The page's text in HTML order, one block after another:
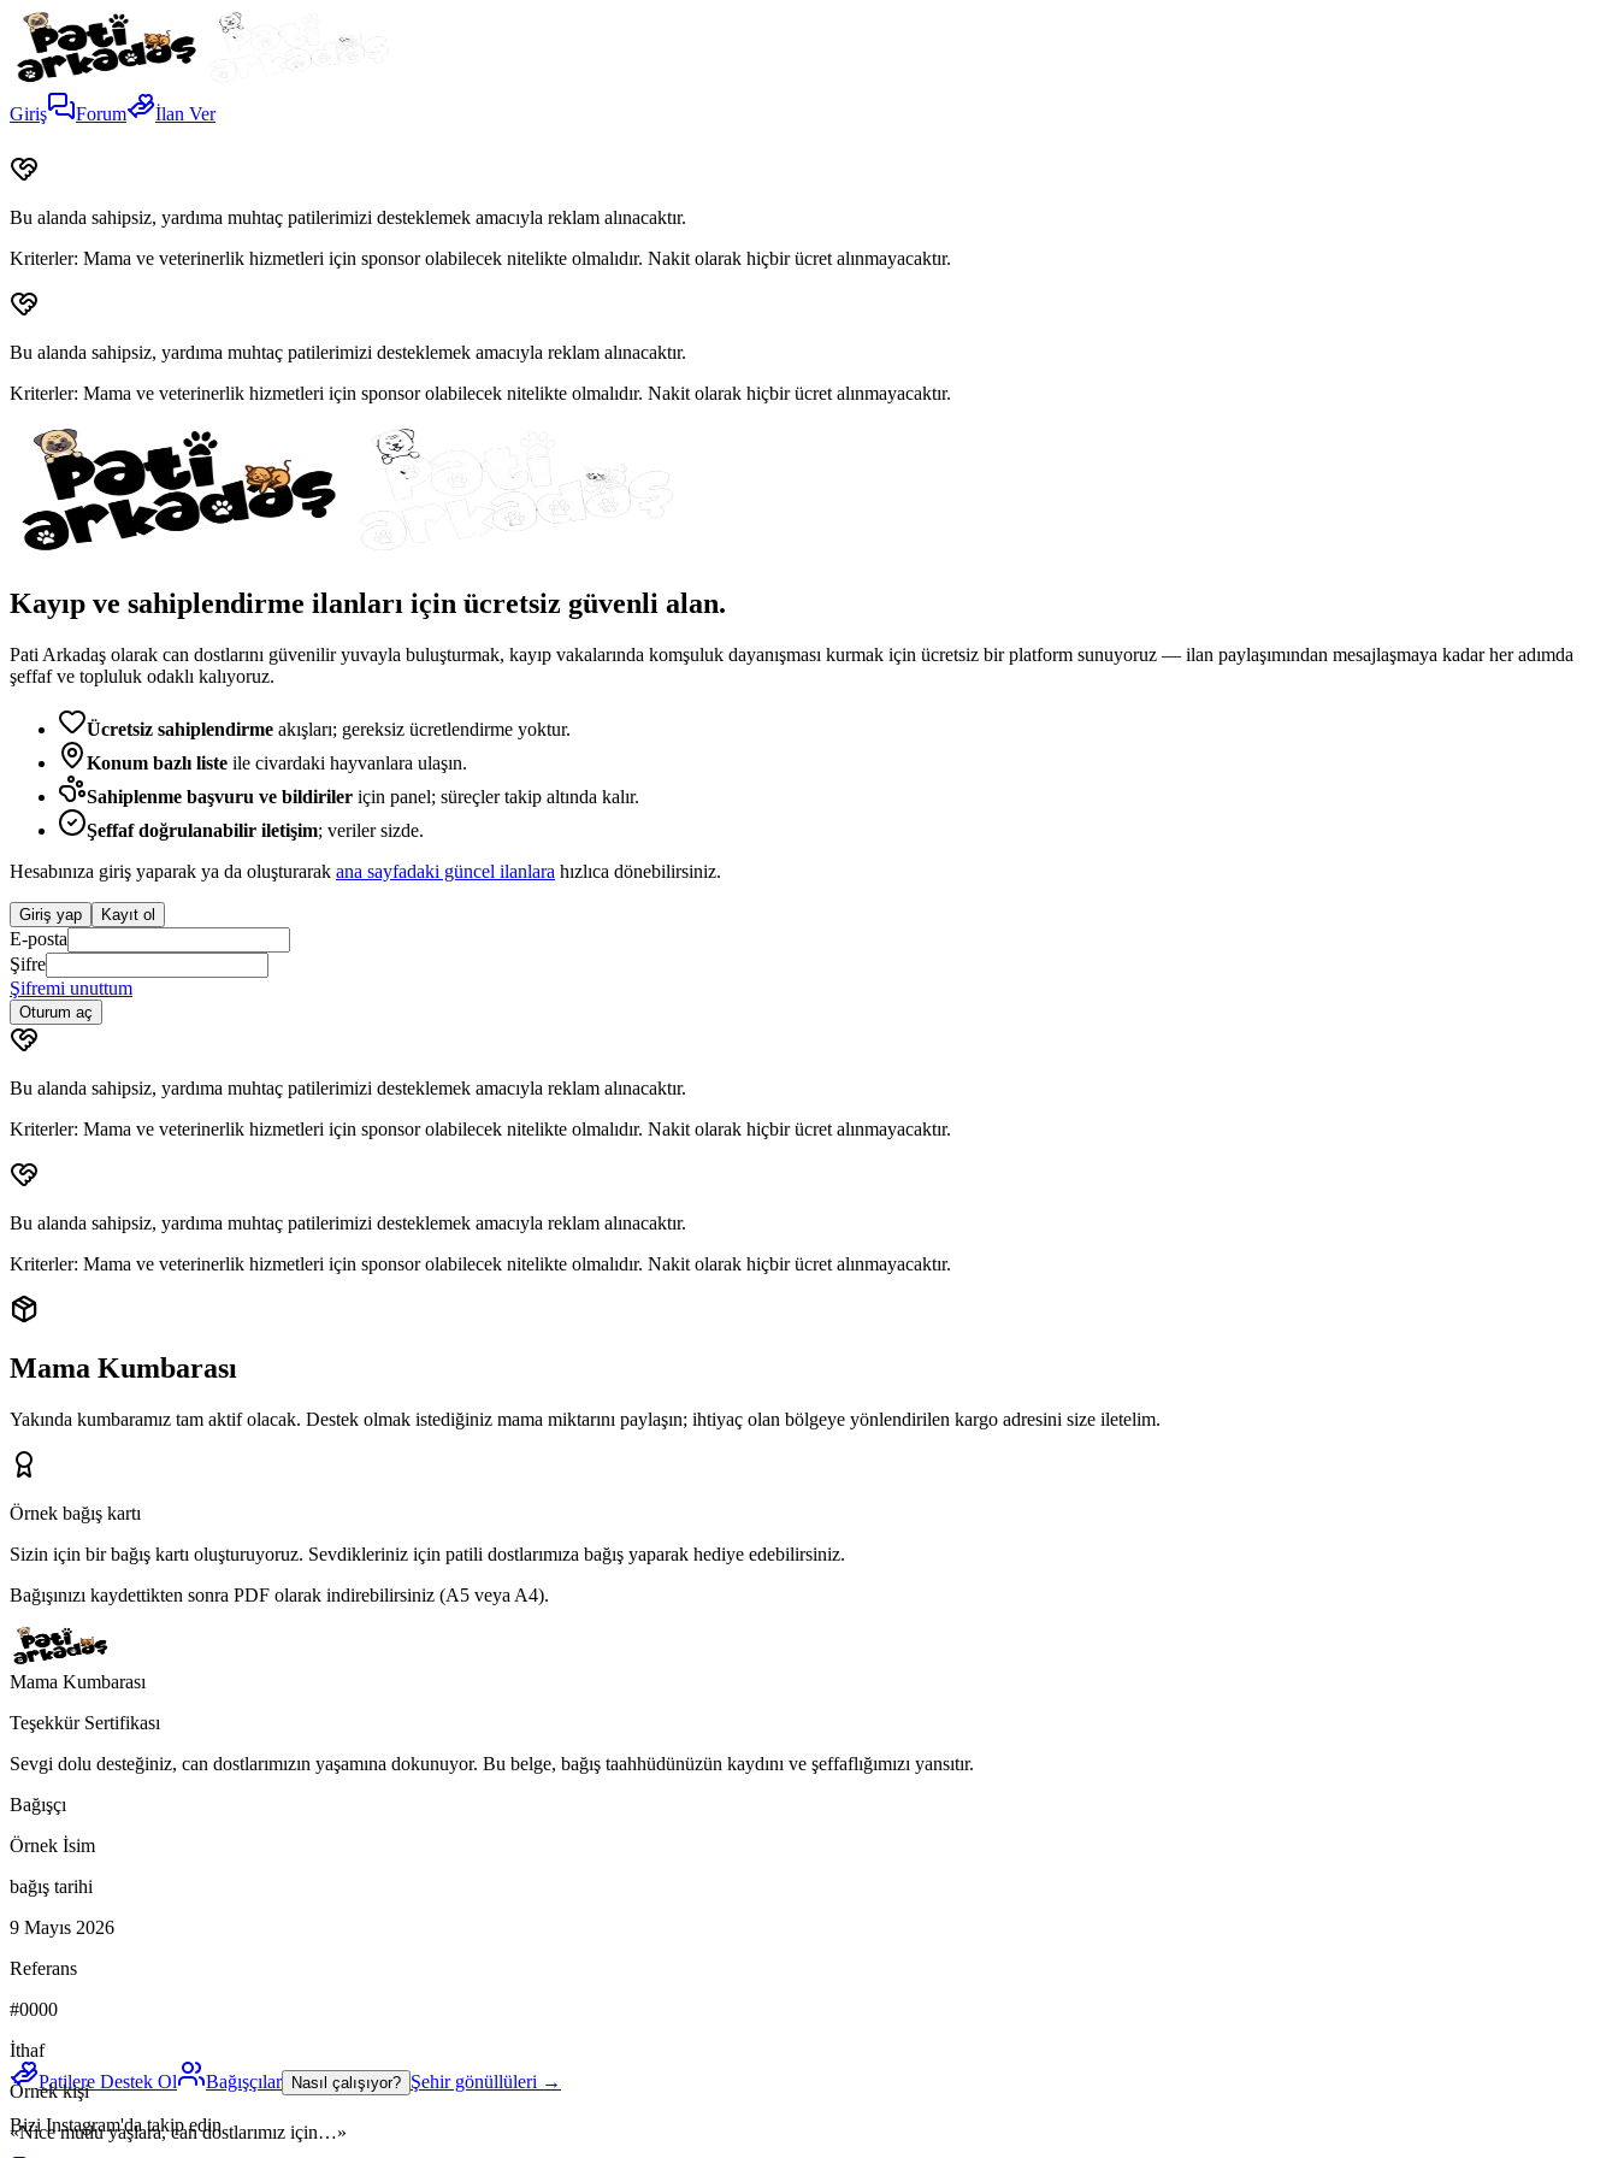
Giriş Forum İlan Ver
Bu alanda sahipsiz, yardıma muhtaç patilerimizi desteklemek amacıyla reklam alınacaktır.
Kriterler: Mama ve veterinerlik hizmetleri için sponsor olabilecek nitelikte olmalıdır. Nakit olarak hiçbir ücret alınmayacaktır.
Bu alanda sahipsiz, yardıma muhtaç patilerimizi desteklemek amacıyla reklam alınacaktır.
Kriterler: Mama ve veterinerlik hizmetleri için sponsor olabilecek nitelikte olmalıdır. Nakit olarak hiçbir ücret alınmayacaktır.
Kayıp ve sahiplendirme ilanları için ücretsiz güvenli alan.
Pati Arkadaş olarak can dostlarını güvenilir yuvayla buluşturmak, kayıp vakalarında komşuluk dayanışması kurmak için ücretsiz bir platform sunuyoruz — ilan paylaşımından mesajlaşmaya kadar her adımda
şeffaf ve topluluk odaklı kalıyoruz.
Ücretsiz sahiplendirme akışları; gereksiz ücretlendirme yoktur.
Konum bazlı liste ile civardaki hayvanlara ulaşın.
Sahiplenme başvuru ve bildiriler için panel; süreçler takip altında kalır.
Şeffaf doğrulanabilir iletişim; veriler sizde.
Hesabınıza giriş yaparak ya da oluşturarak ana sayfadaki güncel ilanlara hızlıca dönebilirsiniz.
Giriş yap Kayıt ol
E-posta
Şifre
Şifremi unuttum
Oturum aç
Bu alanda sahipsiz, yardıma muhtaç patilerimizi desteklemek amacıyla reklam alınacaktır.
Kriterler: Mama ve veterinerlik hizmetleri için sponsor olabilecek nitelikte olmalıdır. Nakit olarak hiçbir ücret alınmayacaktır.
Bu alanda sahipsiz, yardıma muhtaç patilerimizi desteklemek amacıyla reklam alınacaktır.
Kriterler: Mama ve veterinerlik hizmetleri için sponsor olabilecek nitelikte olmalıdır. Nakit olarak hiçbir ücret alınmayacaktır.
Mama Kumbarası
Yakında kumbaramız tam aktif olacak. Destek olmak istediğiniz mama miktarını paylaşın; ihtiyaç olan bölgeye yönlendirilen kargo adresini size iletelim.
Örnek bağış kartı
Sizin için bir bağış kartı oluşturuyoruz. Sevdikleriniz için patili dostlarımıza bağış yaparak hediye edebilirsiniz.
Bağışınızı kaydettikten sonra PDF olarak indirebilirsiniz (A5 veya A4).
Mama Kumbarası
Teşekkür Sertifikası
Sevgi dolu desteğiniz, can dostlarımızın yaşamına dokunuyor. Bu belge, bağış taahhüdünüzün kaydını ve şeffaflığımızı yansıtır.
Bağışçı
Örnek İsim
bağış tarihi
9 Mayıs 2026
Referans
#0000
İthaf
Örnek kişi
«Nice mutlu yaşlara, can dostlarımız için…»
Patilere Destek Ol Bağışçılar Nasıl çalışıyor? Şehir gönüllüleri →
Bizi Instagram'da takip edin